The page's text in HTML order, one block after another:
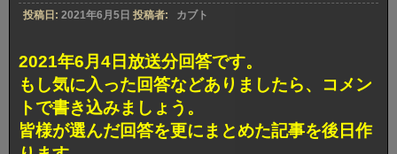
投稿日: 2021年6月5日 投稿者: カブト
2021年6月4日放送分回答です。
もし気に入った回答などありましたら、コメン
トで書き込みましょう。
皆様が選んだ回答を更にまとめた記事を後日作